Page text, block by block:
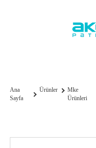
Ana
Sayfa
Ürünler
Mke
Ürünleri